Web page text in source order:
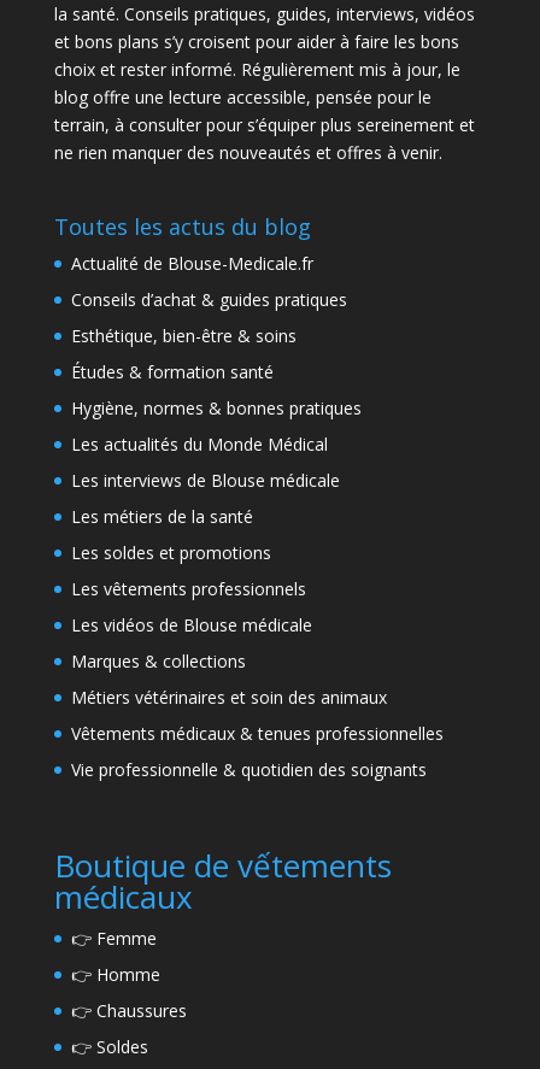
la santé. Conseils pratiques, guides, interviews, vidéos
et bons plans s’y croisent pour aider à faire les bons
choix et rester informé. Régulièrement mis à jour, le
blog offre une lecture accessible, pensée pour le
terrain, à consulter pour s’équiper plus sereinement et
ne rien manquer des nouveautés et offres à venir.
Toutes les actus du blog
Actualité de Blouse-Medicale.fr
Conseils d’achat & guides pratiques
Esthétique, bien-être & soins
Études & formation santé
Hygiène, normes & bonnes pratiques
Les actualités du Monde Médical
Les interviews de Blouse médicale
Les métiers de la santé
Les soldes et promotions
Les vêtements professionnels
Les vidéos de Blouse médicale
Marques & collections
Métiers vétérinaires et soin des animaux
Vêtements médicaux & tenues professionnelles
Vie professionnelle & quotidien des soignants
Boutique de vếtements
médicaux
👉 Femme
👉 Homme
👉 Chaussures
👉 Soldes